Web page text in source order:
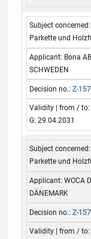
Parkette und
Bona
SCHWEDEN
Z-
G: 29.04.2031
Parkette und
WOCA
DÄNEMARK
Z-